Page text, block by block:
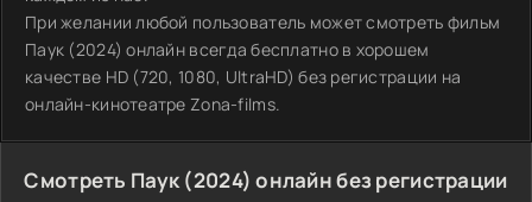
При желании любой пользователь может смотреть фильм
Паук (2024) онлайн всегда бесплатно в хорошем
качестве HD (720, 1080, UltraHD) без регистрации на
онлайн-кинотеатре Zona-films.
Смотреть Паук (2024) онлайн без регистрации